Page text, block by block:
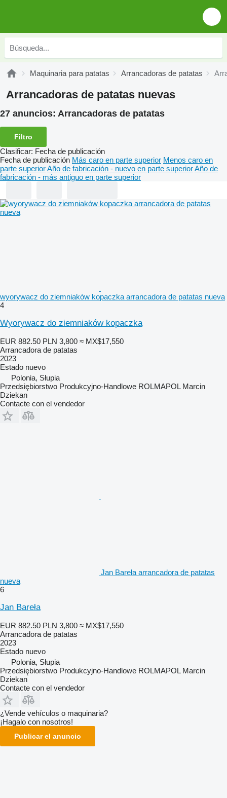
Maquinaria para patatas Arrancadoras de patatas
Arrancadoras de patatas nuevas
27 anuncios: Arrancadoras de patatas
Filtro
Clasificar: Fecha de publicación
Fecha de publicación Más caro en parte superior Menos caro en
parte superiorAño de fabricación - nuevo en parte superiorAño de
fabricación - más antiguo en parte superior
wyorywacz do ziemniaków kopaczka arrancadora de patatas nueva
4
Wyorywacz do ziemniaków kopaczka
EUR 882.50 PLN 3,800 ≈ MX$17,550
Arrancadora de patatas
2023
Estado nuevo
Polonia, Słupia
Przedsiębiorstwo Produkcyjno-Handlowe ROLMAPOL Marcin
Dziekan
Contacte con el vendedor
Jan Bareła arrancadora de patatas
nueva
6
Jan Bareła
EUR 882.50 PLN 3,800 ≈ MX$17,550
Arrancadora de patatas
2023
Estado nuevo
Polonia, Słupia
Przedsiębiorstwo Produkcyjno-Handlowe ROLMAPOL Marcin
Dziekan
Contacte con el vendedor
¿Vende vehículos o maquinaria?
¡Hagalo con nosotros!
Publicar el anuncio